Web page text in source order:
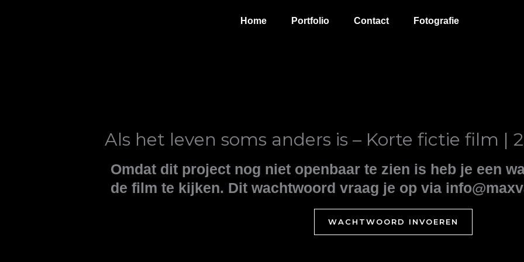
Home Portfolio Contact Fotografie
Als het leven soms anders is – Korte fictie film |
Omdat dit project nog niet openbaar te zien is heb je een
de film te kijken. Dit wachtwoord vraag je op via
WACHTWOORD INVOEREN